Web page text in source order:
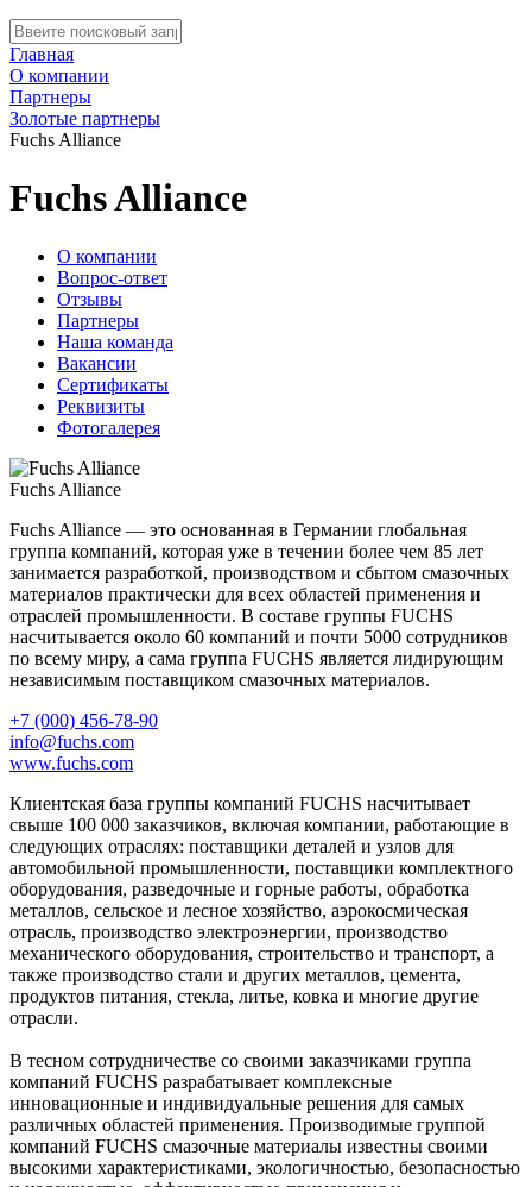
Главная
О компании
Партнеры
Золотые партнеры
Fuchs Alliance
Fuchs Alliance
О компании
Вопрос-ответ
Отзывы
Партнеры
Наша команда
Вакансии
Сертификаты
Реквизиты
Фотогалерея
Fuchs Alliance
Fuchs Alliance — это основанная в Германии глобальная
группа компаний, которая уже в течении более чем 85 лет
занимается разработкой, производством и сбытом смазочных
материалов практически для всех областей применения и
отраслей промышленности. В составе группы FUCHS
насчитывается около 60 компаний и почти 5000 сотрудников
по всему миру, а сама группа FUCHS является лидирующим
независимым поставщиком смазочных материалов.
+7 (000) 456-78-90
info@fuchs.com
www.fuchs.com
Клиентская база группы компаний FUCHS насчитывает
свыше 100 000 заказчиков, включая компании, работающие в
следующих отраслях: поставщики деталей и узлов для
автомобильной промышленности, поставщики комплектного
оборудования, разведочные и горные работы, обработка
металлов, сельское и лесное хозяйство, аэрокосмическая
отрасль, производство электроэнергии, производство
механического оборудования, строительство и транспорт, а
также производство стали и других металлов, цемента,
продуктов питания, стекла, литье, ковка и многие другие
отрасли.
В тесном сотрудничестве со своими заказчиками группа
компаний FUCHS разрабатывает комплексные
инновационные и индивидуальные решения для самых
различных областей применения. Производимые группой
компаний FUCHS смазочные материалы известны своими
высокими характеристиками, экологичностью, безопасностью